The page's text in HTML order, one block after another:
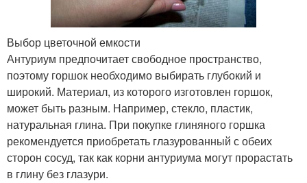
Выбор цветочной емкости
Антуриум предпочитает свободное пространство,
поэтому горшок необходимо выбирать глубокий и
широкий. Материал, из которого изготовлен горшок,
может быть разным. Например, стекло, пластик,
натуральная глина. При покупке глиняного горшка
рекомендуется приобретать глазурованный с обеих
сторон сосуд, так как корни антуриума могут прорастать
в глину без глазури.